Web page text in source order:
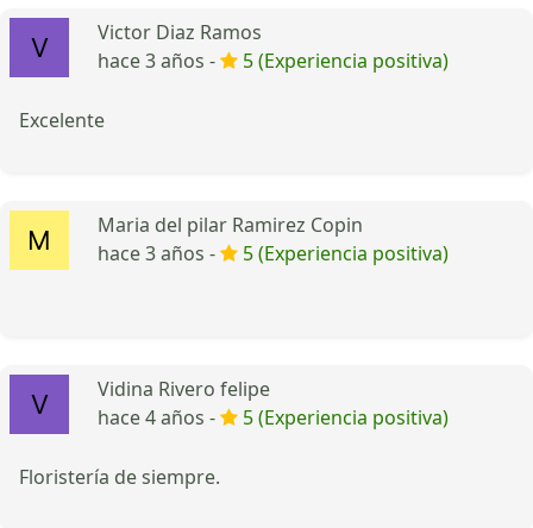
Victor Diaz Ramos
hace 3 años -
5 (Experiencia positiva)
Excelente
Maria del pilar Ramirez Copin
hace 3 años -
5 (Experiencia positiva)
Vidina Rivero felipe
hace 4 años -
5 (Experiencia positiva)
Floristería de siempre.